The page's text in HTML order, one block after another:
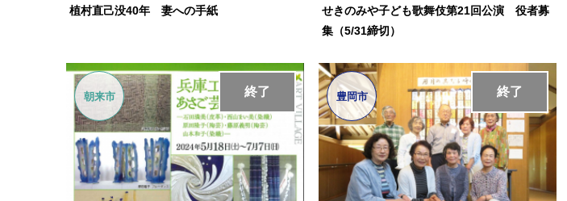
植村直己没40年 妻への手紙
せきのみや子ども歌舞伎第21回公演 役者募
集（5/31締切）
終了
朝来市 終了
豊岡市